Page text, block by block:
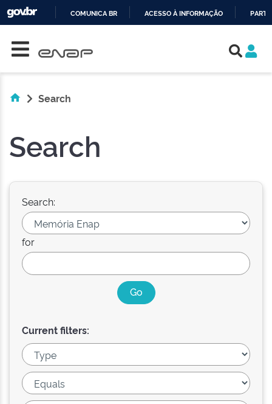
COMUNICA BR ACESSO À INFORMAÇÃO
Search
Search
Search:
for
Current filters: